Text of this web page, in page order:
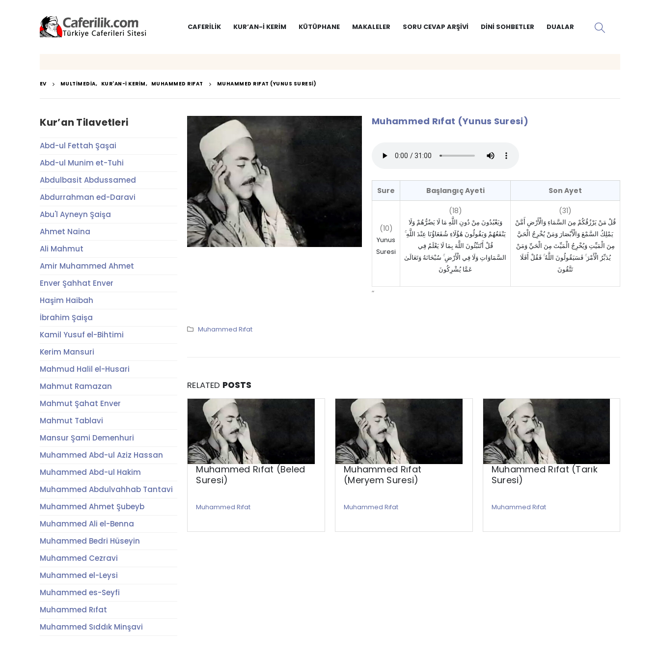
CAFERILIK KUR’AN-I KERIM KÜTÜPHANE MAKALELER SORU CEVAP ARŞIVI DINI SOHBETLER DUALAR
EV MULTIMEDIA, KUR'AN-I KERIM, MUHAMMED RIFAT MUHAMMED RIFAT (YUNUS SURESI)
Muhammed Rıfat (Yunus Suresi)
Sure Başlangıç Ayeti Son Ayet
(10)
Yunus
Suresi
(18)
وَيَعْبُدُونَ مِنْ دُونِ اللَّهِ مَا لَا يَضُرُّهُمْ وَلَا
يَنْفَعُهُمْ وَيَقُولُونَ هَٰؤُلَاءِ شُفَعَاؤُنَا عِنْدَ اللَّهِ ۚ
قُلْ أَتُنَبِّئُونَ اللَّهَ بِمَا لَا يَعْلَمُ فِي
السَّمَاوَاتِ وَلَا فِي الْأَرْضِ ۚ سُبْحَانَهُ وَتَعَالَىٰ
عَمَّا يُشْرِكُونَ
(31)
قُلْ مَنْ يَرْزُقُكُمْ مِنَ السَّمَاءِ وَالْأَرْضِ أَمَّنْ
يَمْلِكُ السَّمْعَ وَالْأَبْصَارَ وَمَنْ يُخْرِجُ الْحَيَّ
مِنَ الْمَيِّتِ وَيُخْرِجُ الْمَيِّتَ مِنَ الْحَيِّ وَمَنْ
يُدَبِّرُ الْأَمْرَ ۚ فَسَيَقُولُونَ اللَّهُ ۚ فَقُلْ أَفَلَا
تَتَّقُونَ
“
Muhammed Rıfat
RELATED POSTS
Muhammed Rıfat (Beled
Suresi)
Muhammed Rıfat
Muhammed Rıfat
(Meryem Suresi)
Muhammed Rıfat
Muhammed Rıfat (Tarık
Suresi)
Muhammed Rıfat
Kur’an Tilavetleri
Abd-ul Fettah Şaşai
Abd-ul Munim et-Tuhi
Abdulbasit Abdussamed
Abdurrahman ed-Daravi
Abu'l Ayneyn Şaişa
Ahmet Naina
Ali Mahmut
Amir Muhammed Ahmet
Enver Şahhat Enver
Haşim Haibah
İbrahim Şaişa
Kamil Yusuf el-Bihtimi
Kerim Mansuri
Mahmud Halil el-Husari
Mahmut Ramazan
Mahmut Şahat Enver
Mahmut Tablavi
Mansur Şami Demenhuri
Muhammed Abd-ul Aziz Hassan
Muhammed Abd-ul Hakim
Muhammed Abdulvahhab Tantavi
Muhammed Ahmet Şubeyb
Muhammed Ali el-Benna
Muhammed Bedri Hüseyin
Muhammed Cezravi
Muhammed el-Leysi
Muhammed es-Seyfi
Muhammed Rıfat
Muhammed Sıddık Minşavi